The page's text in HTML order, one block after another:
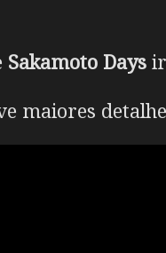
Sakamoto Days
maiores